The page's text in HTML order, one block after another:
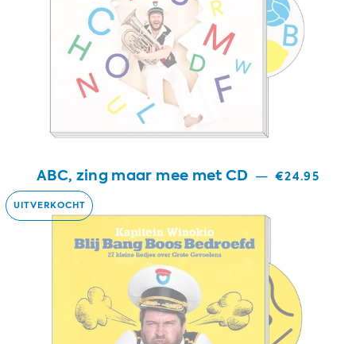
ABC, zing maar mee met CD — €24.95
UITVERKOCHT